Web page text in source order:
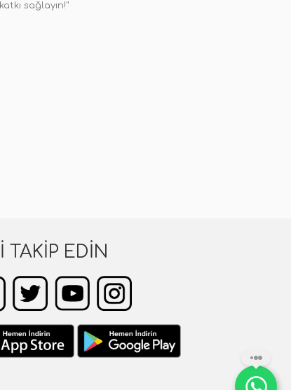
sağlayın!"
TAKIP EDIN